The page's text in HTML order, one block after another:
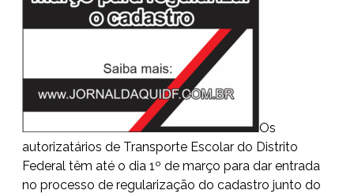
Os
autorizatários de Transporte Escolar do Distrito
Federal têm até o dia 1º de março para dar entrada
no processo de regularização do cadastro junto do